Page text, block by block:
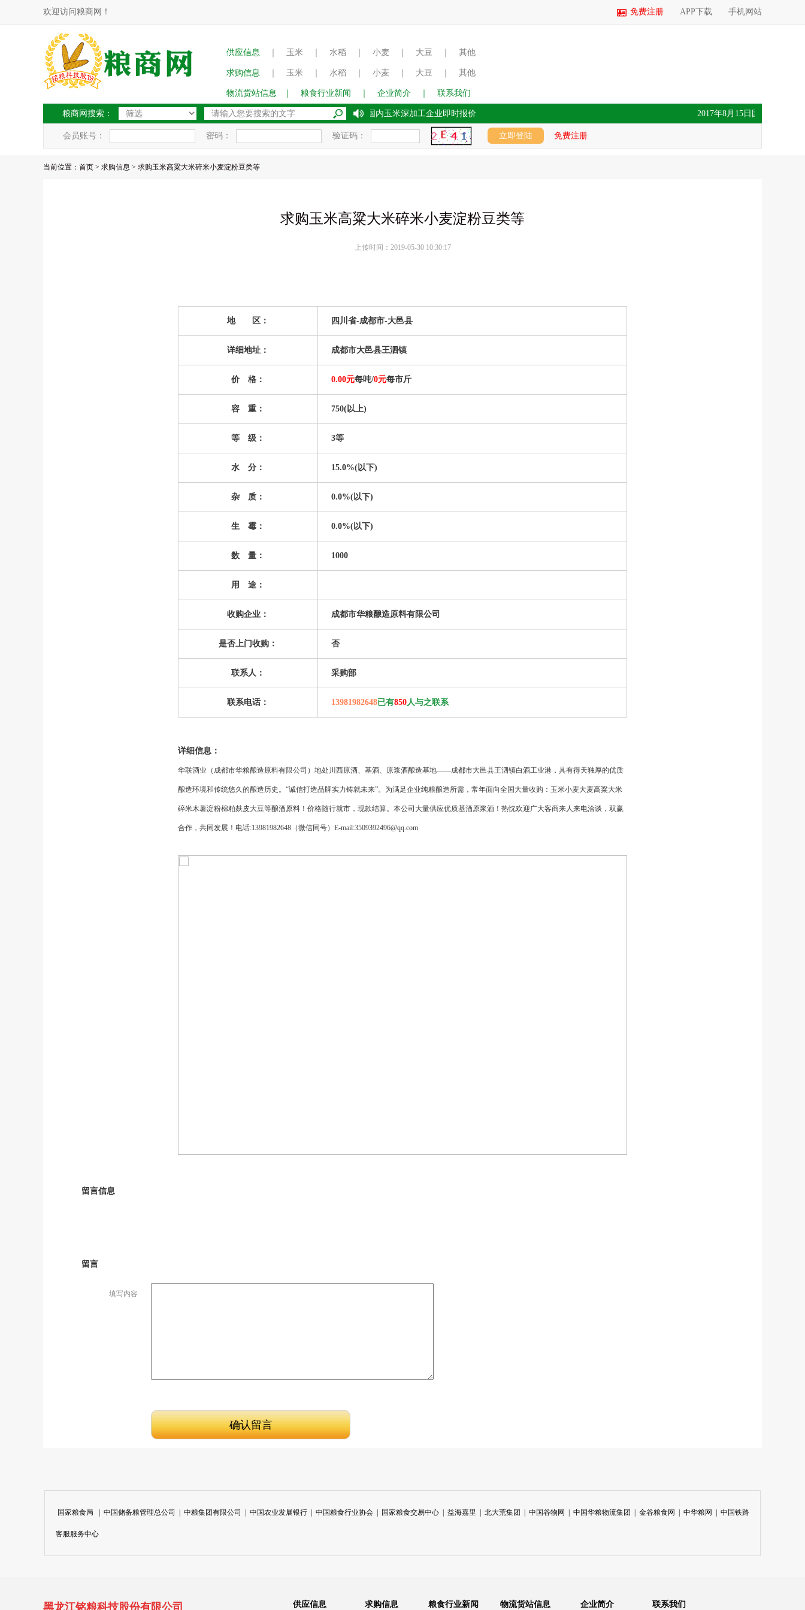
欢迎访问粮商网！ 免费注册 APP下载 手机网站
供应信息 玉米 水稻 小麦 大豆 其他
求购信息 玉米 水稻 小麦 大豆 其他
物流货站信息 粮食行业新闻 企业简介 联系我们
粮商网搜索： 2017年8月15日国内玉米深加工企业即时报价 2017年8月15日国内玉米价格
会员账号： 密码： 验证码： 免费注册
当前位置： 首页 > 求购信息 > 求购玉米高粱大米碎米小麦淀粉豆类等
求购玉米高粱大米碎米小麦淀粉豆类等
上传时间：2019-05-30 10:30:17
地 区： 四川省-成都市-大邑县
详细地址： 成都市大邑县王泗镇
价 格： 0.00元每吨/0元每市斤
容 重： 750(以上)
等 级： 3等
水 分： 15.0%(以下)
杂 质： 0.0%(以下)
生 霉： 0.0%(以下)
数 量： 1000
用 途：
收购企业： 成都市华粮酿造原料有限公司
是否上门收购： 否
联系人： 采购部
联系电话： 13981982648已有850人与之联系
详细信息：
华联酒业（成都市华粮酿造原料有限公司）地处川西原酒、基酒、原浆酒酿造基地——成都市大邑县王泗镇白酒工业港，具有得天独厚的优质
酿造环境和传统悠久的酿造历史。“诚信打造品牌实力铸就未来”。为满足企业纯粮酿造所需，常年面向全国大量收购：玉米小麦大麦高粱大米
碎米木薯淀粉棉粕麸皮大豆等酿酒原料！价格随行就市，现款结算。本公司大量供应优质基酒原浆酒！热忱欢迎广大客商来人来电洽谈，双赢
合作，共同发展！电话:13981982648（微信同号）E-mail:3509392496@qq.com
留言信息
留言
填写内容
国家粮食局 中国储备粮管理总公司 中粮集团有限公司 中国农业发展银行 中国粮食行业协会 国家粮食交易中心 益海嘉里 北大荒集团 中国谷物网 中国华粮物流集团 金谷粮食网 中华粮网 中国铁路
客服服务中心
黑龙江铭粮科技股份有限公司 供应信息 求购信息 粮食行业新闻 物流货站信息 企业简介 联系我们